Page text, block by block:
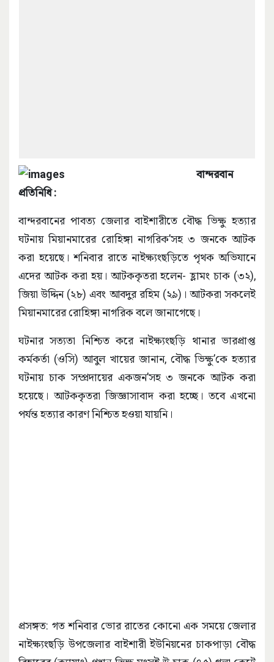
বান্দরবান
প্রতিনিধি :
বান্দরবানের পাবত্য জেলার বাইশারীতে বৌদ্ধ ভিক্ষু হত্যার
ঘটনায় মিয়ানমারের রোহিঙ্গা নাগরিক’সহ ৩ জনকে আটক
করা হয়েছে। শনিবার রাতে নাইক্ষ্যংছড়িতে পৃথক অভিযানে
এদের আটক করা হয়। আটককৃতরা হলেন- হ্লামং চাক (৩২),
জিয়া উদ্দিন (২৮) এবং আবদুর রহিম (২৯)। আটকরা সকলেই
মিয়ানমারের রোহিঙ্গা নাগরিক বলে জানাগেছে।
ঘটনার সত্যতা নিশ্চিত করে নাইক্ষ্যংছড়ি থানার ভারপ্রাপ্ত
কর্মকর্তা (ওসি) আবুল খায়ের জানান, বৌদ্ধ ভিক্ষু’কে হত্যার
ঘটনায় চাক সম্প্রদায়ের একজন’সহ ৩ জনকে আটক করা
হয়েছে। আটককৃতরা জিজ্ঞাসাবাদ করা হচ্ছে। তবে এখনো
পর্যন্ত হত্যার কারণ নিশ্চিত হওয়া যায়নি।
প্রসঙ্গত: গত শনিবার ভোর রাতের কোনো এক সময়ে জেলার
নাইক্ষ্যংছড়ি উপজেলার বাইশারী ইউনিয়নের চাকপাড়া বৌদ্ধ